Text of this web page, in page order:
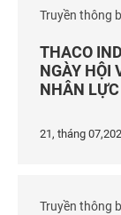
Truyền thông
THACO
NGÀY HỘI
NHÂN
21, tháng
Truyền thông